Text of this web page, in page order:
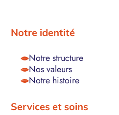
Notre identité
Notre structure
Nos valeurs
Notre histoire
Services et soins
Parmi les activités au sein de
à voix haute, initiations aux
Ateliers physiques adaptés :
Célébrations et
d’anniversaires, repas à
intergénérationnelles